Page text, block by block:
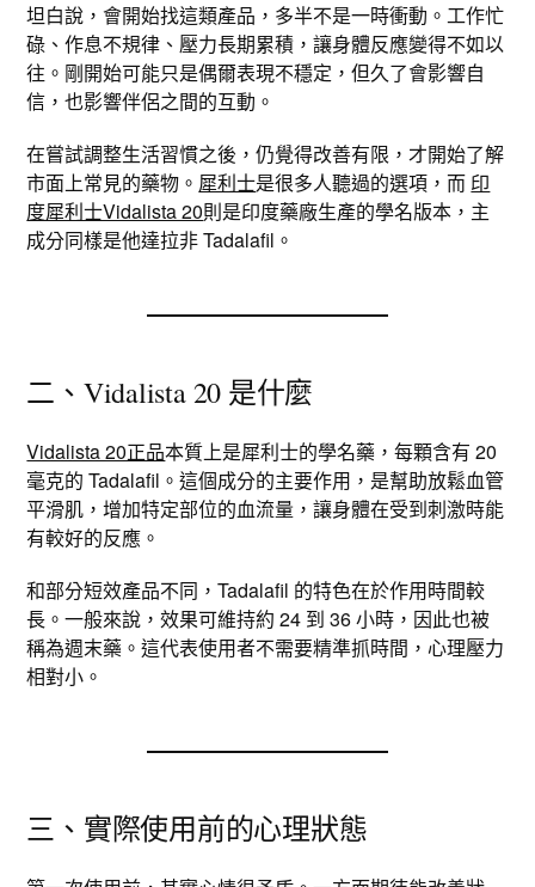
坦白說，會開始找這類產品，多半不是一時衝動。工作忙
碌、作息不規律、壓力長期累積，讓身體反應變得不如以
往。剛開始可能只是偶爾表現不穩定，但久了會影響自
信，也影響伴侶之間的互動。
在嘗試調整生活習慣之後，仍覺得改善有限，才開始了解
市面上常見的藥物。 犀利士是很多人聽過的選項，而 印
度犀利士Vidalista 20則是印度藥廠生產的學名版本，主
成分同樣是他達拉非 Tadalafil。
二、Vidalista 20 是什麼
Vidalista 20正品本質上是犀利士的學名藥，每顆含有 20
毫克的 Tadalafil。這個成分的主要作用，是幫助放鬆血管
平滑肌，增加特定部位的血流量，讓身體在受到刺激時能
有較好的反應。
和部分短效產品不同，Tadalafil 的特色在於作用時間較
長。一般來說，效果可維持約 24 到 36 小時，因此也被
稱為週末藥。這代表使用者不需要精準抓時間，心理壓力
相對小。
三、實際使用前的心理狀態